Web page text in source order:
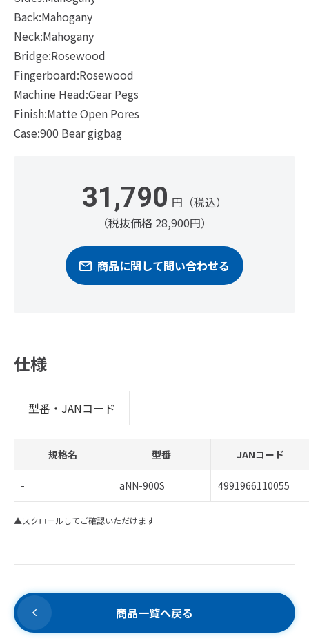
Back:Mahogany
Neck:Mahogany
Bridge:Rosewood
Fingerboard:Rosewood
Machine Head:Gear Pegs
Finish:Matte Open Pores
Case:900 Bear gigbag
31,790 円（税込）
（税抜価格 28,900円）
商品に関して問い合わせる
仕様
型番・JANコード
規格名 型番 JANコード
- aNN-900S 4991966110055
▲スクロールしてご確認いただけます
商品一覧へ戻る